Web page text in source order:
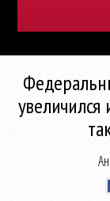
увеличился